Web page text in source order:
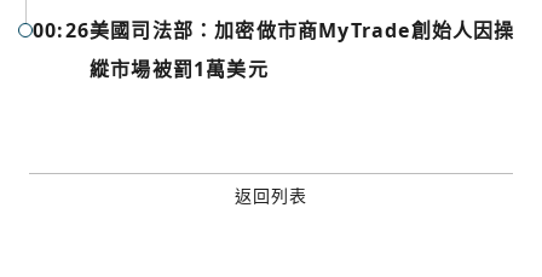
00:26美國司法部：加密做市商MyTrade創始人因操
縱市場被罰1萬美元
返回列表
繼續表示您已同意 服務條款與隱私政策